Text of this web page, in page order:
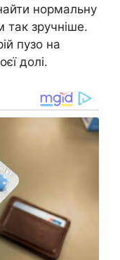
нормальну
так зручніше.
пузо на
долі.